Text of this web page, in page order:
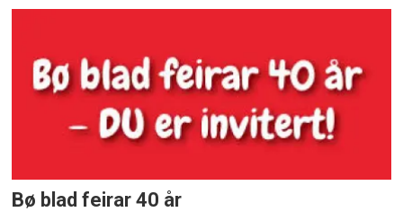
Bø blad feirar 40 år